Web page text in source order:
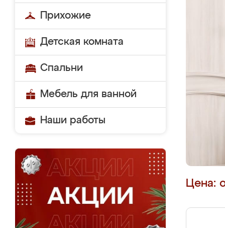
Прихожие
Детская комната
Спальни
Мебель для ванной
Наши работы
Цена: